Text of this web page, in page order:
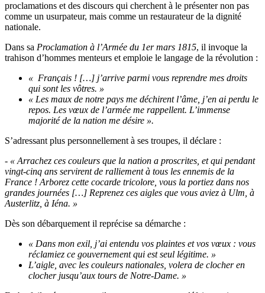
proclamations et des discours qui cherchent à le présenter non pas
comme un usurpateur, mais comme un restaurateur de la dignité
nationale.
Dans sa Proclamation à l’Armée du 1er mars 1815, il invoque la
trahison d’hommes menteurs et emploie le langage de la révolution :
« Français ! […] j’arrive parmi vous reprendre mes droits
qui sont les vôtres. »
« Les maux de notre pays me déchirent l’âme, j’en ai perdu le
repos. Les vœux de l’armée me rappellent. L’immense
majorité de la nation me désire ».
S’adressant plus personnellement à ses troupes, il déclare :
- « Arrachez ces couleurs que la nation a proscrites, et qui pendant
vingt-cinq ans servirent de ralliement à tous les ennemis de la
France ! Arborez cette cocarde tricolore, vous la portiez dans nos
grandes journées […] Reprenez ces aigles que vous aviez à Ulm, à
Austerlitz, à Iéna. »
Dès son débarquement il reprécise sa démarche :
« Dans mon exil, j’ai entendu vos plaintes et vos vœux : vous
réclamiez ce gouvernement qui est seul légitime. »
L’aigle, avec les couleurs nationales, volera de clocher en
clocher jusqu’aux tours de Notre-Dame. »